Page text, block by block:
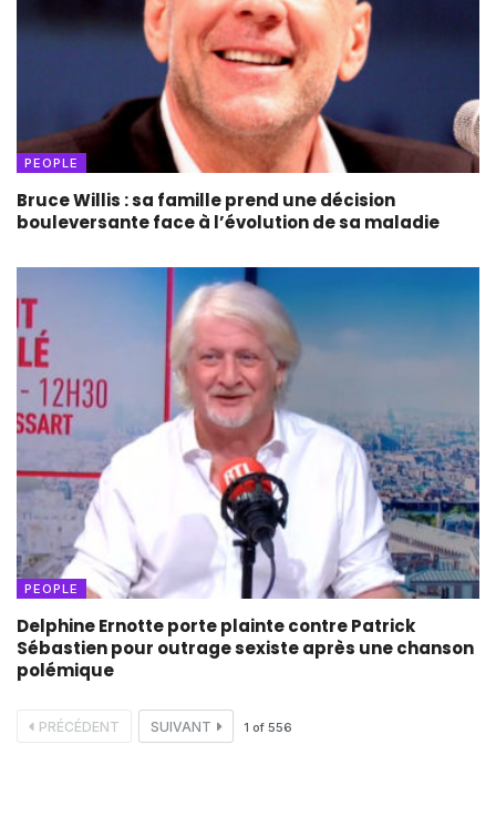
PEOPLE
Bruce Willis : sa famille prend une décision
bouleversante face à l’évolution de sa maladie
PEOPLE
Delphine Ernotte porte plainte contre Patrick
Sébastien pour outrage sexiste après une chanson
polémique
PRÉCÉDENT SUIVANT 1 of 556